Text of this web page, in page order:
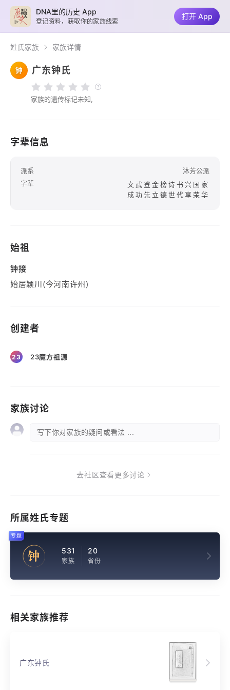
姓氏家族 家族详情
钟 广东钟氏
家族的遗传标记未知,
字辈信息
派系
沐芳公派
字辈
文武登金榜诗书兴国家
成功先立德世代享荣华
始祖
钟接
始居颖川(今河南许州)
创建者
23 23魔方祖源
家族讨论
写下你对家族的疑问或看法 ...
去社区查看更多讨论
所属姓氏专题
钟 531
家族
20
省份
专题
相关家族推荐
广东钟氏
DNA里的历史 App
登记资料，获取你的家族线索
打开 App